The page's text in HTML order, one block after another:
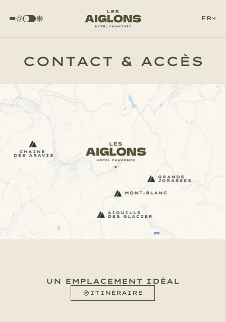
FR
CONTACT & ACCÈS
UN EMPLACEMENT IDÉAL
ITINÉRAIRE